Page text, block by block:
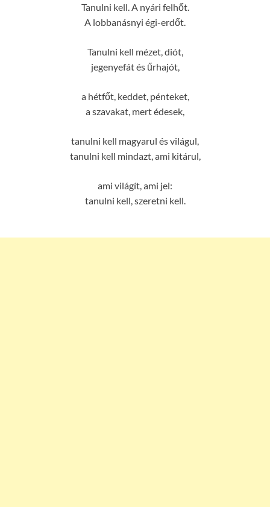
Tanulni kell. A nyári felhőt.
A lobbanásnyi égi-erdőt.
Tanulni kell mézet, diót,
jegenyefát és űrhajót,
a hétfőt, keddet, pénteket,
a szavakat, mert édesek,
tanulni kell magyarul és világul,
tanulni kell mindazt, ami kitárul,
ami világít, ami jel:
tanulni kell, szeretni kell.